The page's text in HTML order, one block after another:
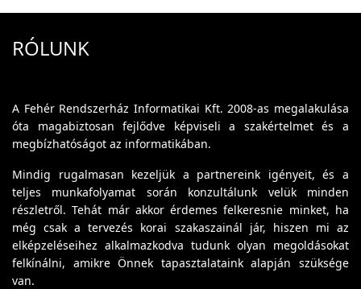
RÓLUNK
A Fehér Rendszerház Informatikai Kft. 2008-as megalakulása
óta magabiztosan fejlődve képviseli a szakértelmet és a
megbízhatóságot az informatikában.
Mindig rugalmasan kezeljük a partnereink igényeit, és a
teljes munkafolyamat során konzultálunk velük minden
részletről. Tehát már akkor érdemes felkeresnie minket, ha
még csak a tervezés korai szakaszainál jár, hiszen mi az
elképzeléseihez alkalmazkodva tudunk olyan megoldásokat
felkínálni, amikre Önnek tapasztalataink alapján szüksége
van.